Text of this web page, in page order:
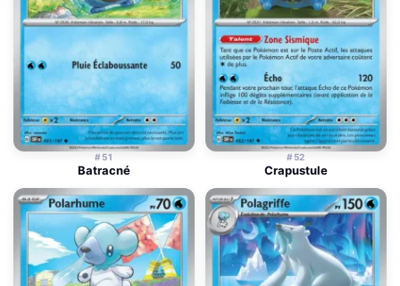
#51
Batracné
#52
Crapustule